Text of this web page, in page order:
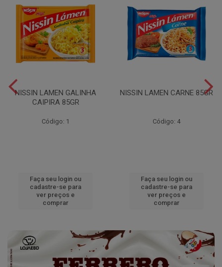
NISSIN LAMEN GALINHA
CAIPIRA 85GR
Código: 1
Faça seu login ou
cadastre-se para
ver preços e
comprar
NISSIN LAMEN CARNE 85GR
Código: 4
Faça seu login ou
cadastre-se para
ver preços e
comprar